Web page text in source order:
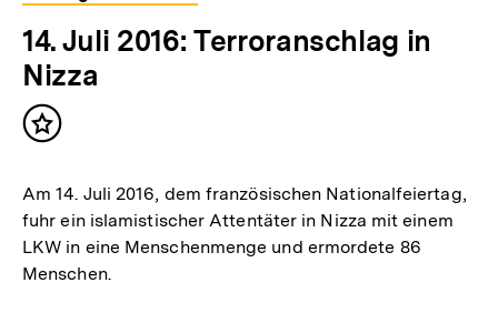
14. Juli 2016: Terroranschlag in
Nizza
Inhalt
Am 14. Juli 2016, dem französischen Nationalfeiertag,
fuhr ein islamistischer Attentäter in Nizza mit einem
LKW in eine Menschenmenge und ermordete 86
Menschen.